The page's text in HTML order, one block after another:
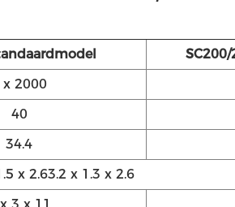
x 2000
40
34.4
x 2.63.2 x 1.3 x 2.6